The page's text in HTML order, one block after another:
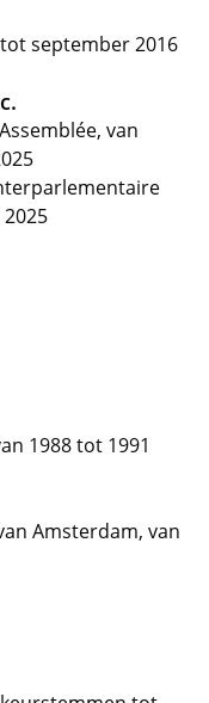
september 2016
van
1988 tot 1991
Amsterdam, van